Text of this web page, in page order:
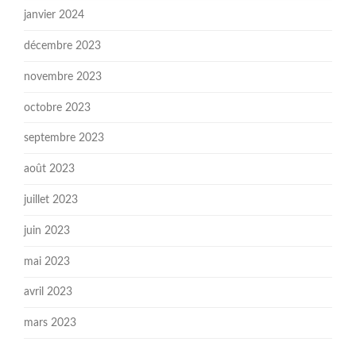
janvier 2024
décembre 2023
novembre 2023
octobre 2023
septembre 2023
août 2023
juillet 2023
juin 2023
mai 2023
avril 2023
mars 2023